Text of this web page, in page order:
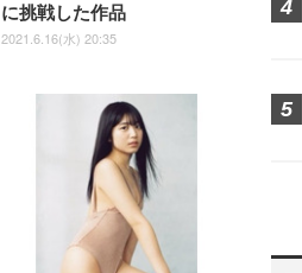
に挑戦した作品
2021.6.16(水) 20:35